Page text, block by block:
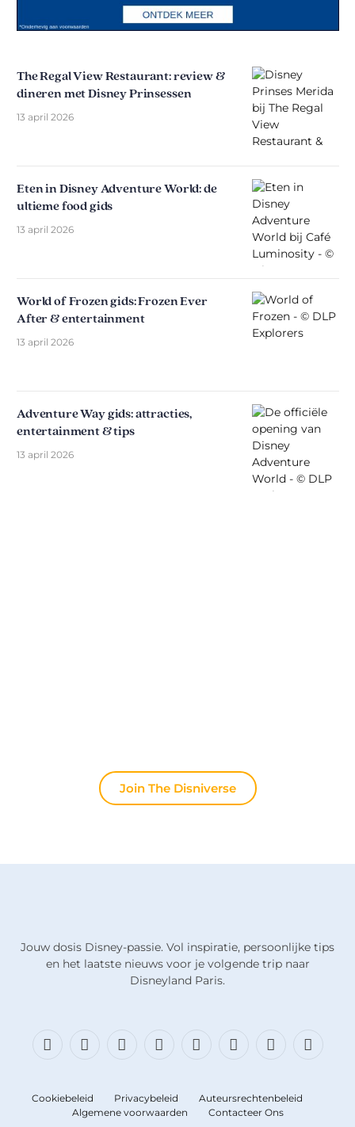
The Regal View Restaurant: review &
dineren met Disney Prinsessen
13 april 2026
Eten in Disney Adventure World: de
ultieme food gids
13 april 2026
World of Frozen gids: Frozen Ever
After & entertainment
13 april 2026
Adventure Way gids: attracties,
entertainment & tips
13 april 2026
Join The Disniverse
Jouw dosis Disney-passie. Vol inspiratie, persoonlijke tips
en het laatste nieuws voor je volgende trip naar
Disneyland Paris.
Facebook
X
BlueskyInstagramDradenTikTok DiscordRSS
Cookiebeleid Privacybeleid
Auteursrechtenbeleid
Algemene voorwaarden
Contacteer Ons